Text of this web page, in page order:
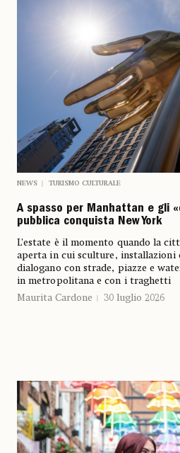
NEWS TURISMO CULTURALE
A spasso per Manhattan e gli
pubblica conquista New York
L’estate è il momento quando la
aperta in cui sculture,
dialogano con strade, piazze e
in metropolitana e con i traghetti
Maurita Cardone
30 luglio 2026